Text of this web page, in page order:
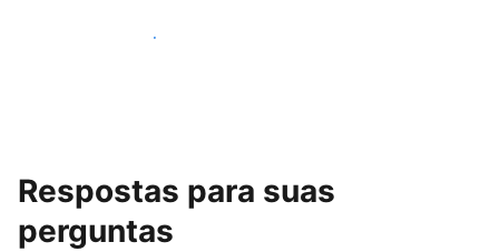
Junte-se a outros anfitriões
Respostas para suas
perguntas